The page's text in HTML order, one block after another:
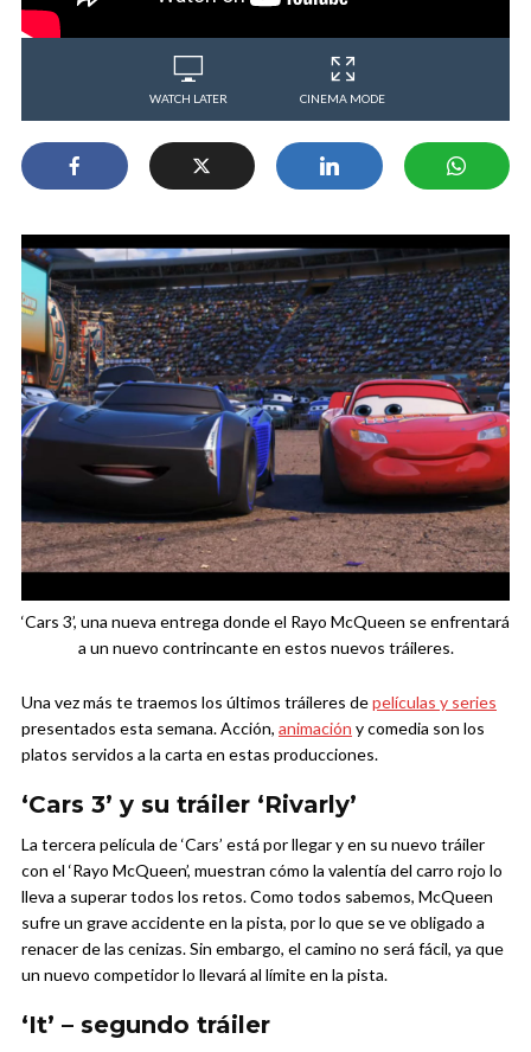
WATCH LATER CINEMA MODE
‘Cars 3’, una nueva entrega donde el Rayo McQueen se enfrentará
a un nuevo contrincante en estos nuevos tráileres.
Una vez más te traemos los últimos tráileres depelículas y series
presentados esta semana. Acción, animación y comedia son los
platos servidos a la carta en estas producciones.
‘Cars 3’ y su tráiler ‘Rivarly’
La tercera película de ‘Cars’ está por llegar y en su nuevo tráiler
con el ‘Rayo McQueen’, muestran cómo la valentía del carro rojo lo
lleva a superar todos los retos. Como todos sabemos, McQueen
sufre un grave accidente en la pista, por lo que se ve obligado a
renacer de las cenizas. Sin embargo, el camino no será fácil, ya que
un nuevo competidor lo llevará al límite en la pista.
‘It’ – segundo tráiler